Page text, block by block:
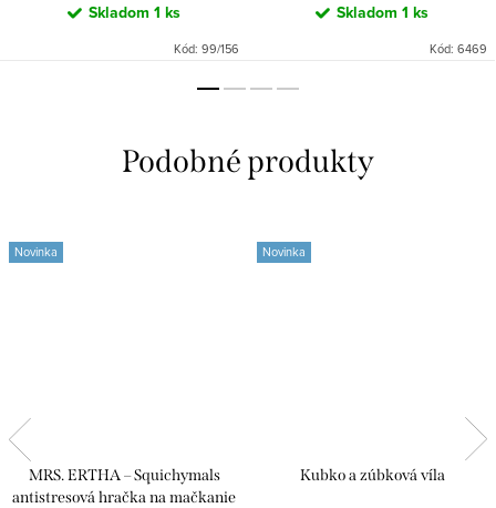
Skladom 1 ks
Kód: 99/156
Skladom 1 ks
Kód: 6469
Novinka
MRS. ERTHA – Squichymals
antistresová hračka na mačkanie
Novinka
Kubko a zúbková víla